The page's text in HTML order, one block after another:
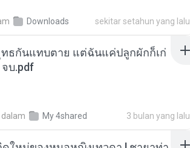
Downloads sekitar setahun yang lalu
ธกันแทบตาย แต่ฉันแค่ปลูกผักก็เก่
จบ.pdf
dalam My 4shared 3 bulan yang lalu